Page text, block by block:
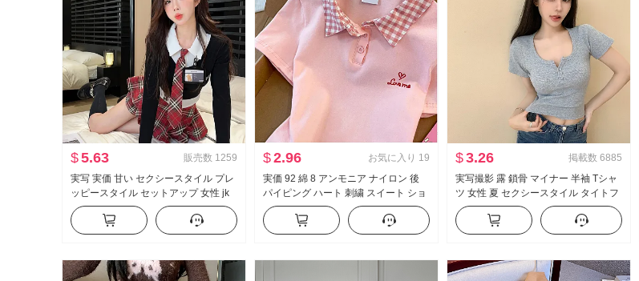
$5.63 販売数 1259
実写 実価 甘い セクシースタイル プレ
ッピースタイル セットアップ 女性 jk
制服 フェイクレイヤード 純 欲 トップ
ス ハーフ スカートパンツ ツーピース
セット
$2.96 お気に入り 19
実価 92 綿 8 アンモニア ナイロン 後
パイピング ハート 刺繍 スイート ショ
ート丈 ポロ襟 Tシャツ スリムフィット
小柄 トレンド
$3.26 掲載数 6885
実写撮影 露 鎖骨 マイナー 半袖 Tシャ
ツ 女性 夏 セクシースタイル タイトフ
ィット 新品 ボタン デザイン 感 ショー
ト丈 トップス